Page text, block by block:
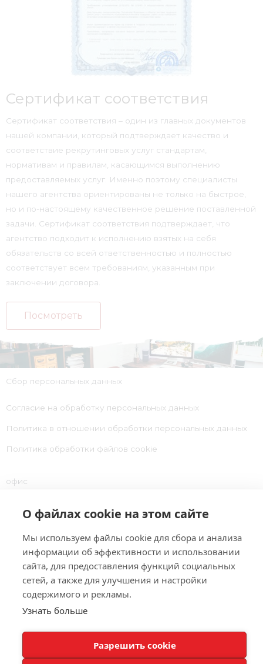
Сертификат соответствия
Сертификат соответствия – один из главных документов
нашей компании, который подтверждает качество и
соответствие рекрутинговых услуг стандартам,
нормативам и правилам, касающимся выполнению
предоставляемых услуг. Именно поэтому специалисты
нашего агентства ориентированы не только на быстрое,
но и по-настоящему качественное решение поставленной
задачи. Сертификат соответствия подтверждает, что
агентство подходит к исполнению взятых на себя
обязательств со всей ответственностью и полностью
соответствует всем требованиям, указанным при
заключении договора.
Посмотреть
Сбор персональных данных
Согласие на обработку персональных данных
Политика в отношении обработки персональных данных
Политика обработки файлов cookie
офис
Калининград
ул. Сержанта Колоскова, 2а, офис 17
ПН-ПТ8:00 — 17:00
Телефон
+7 (4012) 35-27-40
job@baltrecruit.ru
О файлах cookie на этом сайте
Мы используем файлы cookie для сбора и анализа
информации об эффективности и использовании
сайта, для предоставления функций социальных
сетей, а также для улучшения и настройки
содержимого и рекламы.
Узнать больше
Разрешить cookie